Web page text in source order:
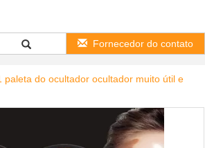
Fornecedor do contato
paleta do ocultador ocultador muito útil e